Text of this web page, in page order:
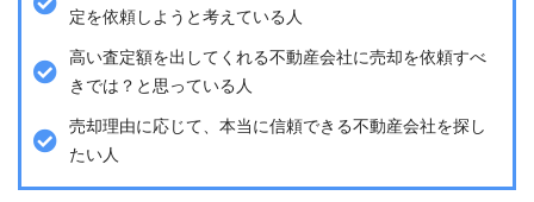
定を依頼しようと考えている人
高い査定額を出してくれる不動産会社に売却を依頼すべ
きでは？と思っている人
売却理由に応じて、本当に信頼できる不動産会社を探し
たい人